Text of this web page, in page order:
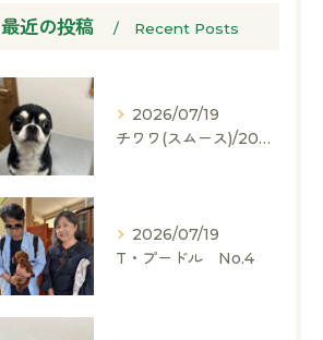
最近の投稿 Recent Posts
2026/07/19
チワワ(スムース)/2024.05.06/男の子/60,000(税別)
2026/07/19
T・プードル No.4